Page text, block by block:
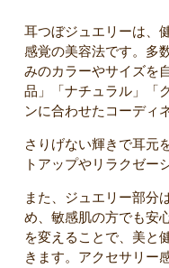
耳つぼジュエリーは、
感覚の美容法です。多
みのカラーやサイズを
品」「ナチュラル」「
ンに合わせたコーディ
さりげない輝きで耳元
トアップやリラクゼー
また、ジュエリー部分
め、敏感肌の方でも安
を変えることで、美と
きます。アクセサリー